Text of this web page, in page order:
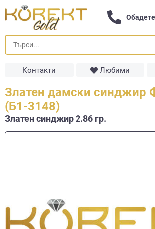
Обадете
Контакти Любими
Златен дамски синджир
(Б1-3148)
Златен синджир 2.86 гр.